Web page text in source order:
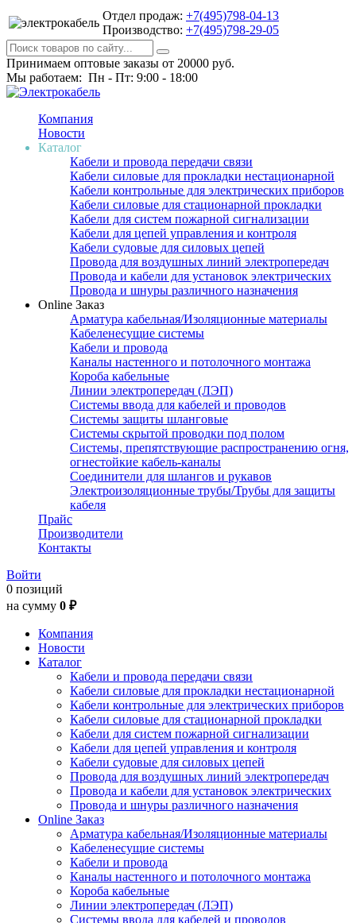
Отдел продаж: +7(495)798-04-13
Производство: +7(495)798-29-05
Принимаем оптовые заказы от 20000 руб.
Мы работаем: Пн - Пт: 9:00 - 18:00
Компания
Новости
Каталог
Кабели и провода передачи связи
Кабели силовые для прокладки нестационарной
Кабели контрольные для электрических приборов
Кабели силовые для стационарной прокладки
Кабели для систем пожарной сигнализации
Кабели для цепей управления и контроля
Кабели судовые для силовых цепей
Провода для воздушных линий электропередач
Провода и кабели для установок электрических
Провода и шнуры различного назначения
Online Заказ
Арматура кабельная/Изоляционные материалы
Кабеленесущие системы
Кабели и провода
Каналы настенного и потолочного монтажа
Короба кабельные
Линии электропередач (ЛЭП)
Системы ввода для кабелей и проводов
Системы защиты шланговые
Системы скрытой проводки под полом
Системы, препятствующие распространению огня,
огнестойкие кабель-каналы
Соединители для шлангов и рукавов
Электроизоляционные трубы/Трубы для защиты
кабеля
Прайс
Производители
Контакты
Войти
0 позиций
на сумму 0 ₽
Компания
Новости
Каталог
Кабели и провода передачи связи
Кабели силовые для прокладки нестационарной
Кабели контрольные для электрических приборов
Кабели силовые для стационарной прокладки
Кабели для систем пожарной сигнализации
Кабели для цепей управления и контроля
Кабели судовые для силовых цепей
Провода для воздушных линий электропередач
Провода и кабели для установок электрических
Провода и шнуры различного назначения
Online Заказ
Арматура кабельная/Изоляционные материалы
Кабеленесущие системы
Кабели и провода
Каналы настенного и потолочного монтажа
Короба кабельные
Линии электропередач (ЛЭП)
Системы ввода для кабелей и проводов